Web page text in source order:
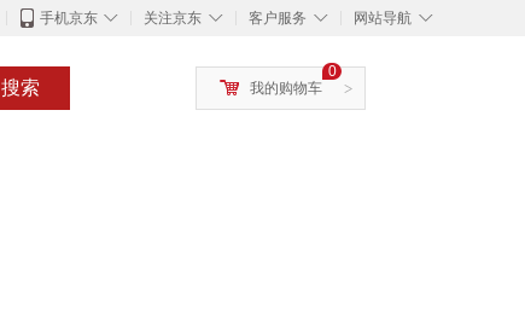
◇
手机京东 ◇
关注京东 ◇
客户服务 ◇
网站导航
搜索 >
0
我的购物车